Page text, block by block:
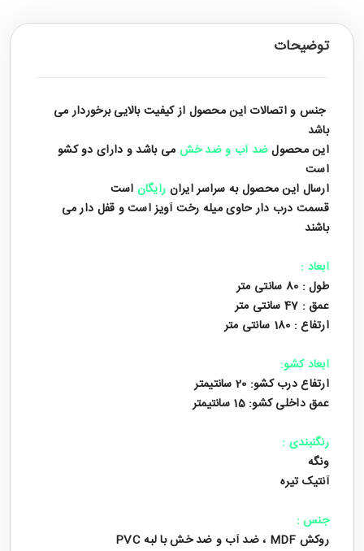
توضیحات
جنس و اتصالات این محصول از کیفیت بالایی برخوردار می
باشد
این محصولضد آب و ضد خشمی باشد و دارای دو کشو
است
ارسال این محصول به سراسر ایرانرایگاناست
قسمت درب دار حاوی میله رخت آویز است و قفل دار می
باشند
ابعاد :
طول : 80 سانتی متر
عمق : 47 سانتی متر
ارتفاع : 180 سانتی متر
ابعاد کشو:
ارتفاع درب کشو: 20 سانتیمتر
عمق داخلی کشو: 15 سانتیمتر
رنگنبندی :
ونگه
آنتیک تیره
جنس :
روکش MDF ، ضد آب و ضد خش با لبه PVC